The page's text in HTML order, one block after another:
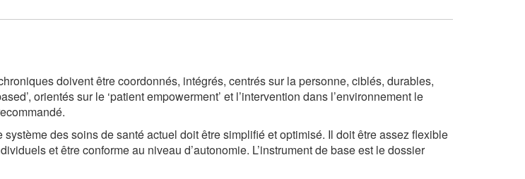
doivent être coordonnés, intégrés, centrés sur la personne, ciblés, durables,
orientés sur le ‘patient empowerment’ et l’intervention dans l’environnement le
des soins de santé actuel doit être simplifié et optimisé. Il doit être assez flexible
et être conforme au niveau d’autonomie. L’instrument de base est le dossier